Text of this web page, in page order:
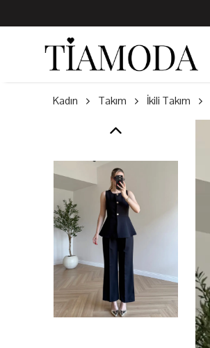
Kadın Takım İkili Takım